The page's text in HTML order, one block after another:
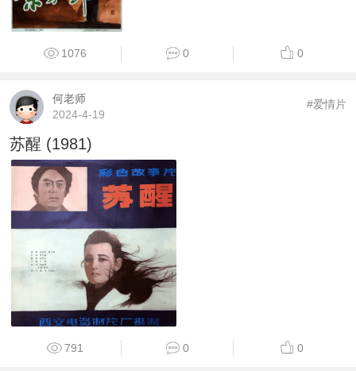
1076 0 0
何老师
2024-4-19
#爱情片
苏醒 (1981)
791 0 0